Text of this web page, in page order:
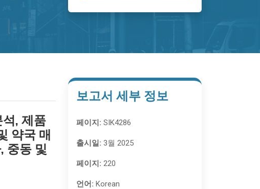
, 제품
약국 매
중동 및
보고서 세부 정보
페이지: SIK4286
출시일: 3월 2025
페이지: 220
언어: Korean